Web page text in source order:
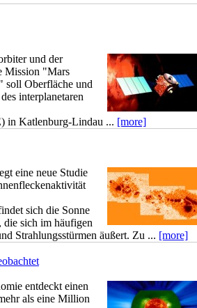
und der
Mission "Mars
soll Oberfläche und
interplanetaren
in Katlenburg-Lindau ... [more]
eine neue Studie
sich die Sonne
die sich im häufigen
Strahlungsstürmen äußert. Zu ... [more]
entdeckt einen
als eine Million